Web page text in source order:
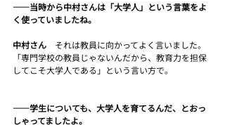
――当時から中村さんは「大学人」という言葉をよ
く使っていましたね。
中村さん それは教員に向かってよく言いました。
「専門学校の教員じゃないんだから、教育力を担保
してこそ大学人である」という言い方で。
――学生についても、大学人を育てるんだ、とおっ
しゃってましたよ。